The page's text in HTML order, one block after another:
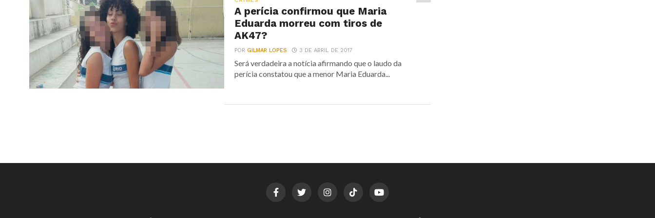
A perícia confirmou que Maria
Eduarda morreu com tiros de
AK47?
PORGILMAR LOPES 3 DE ABRIL DE 2017
Será verdadeira a notícia afirmando que o laudo da
perícia constatou que a menor Maria Eduarda...